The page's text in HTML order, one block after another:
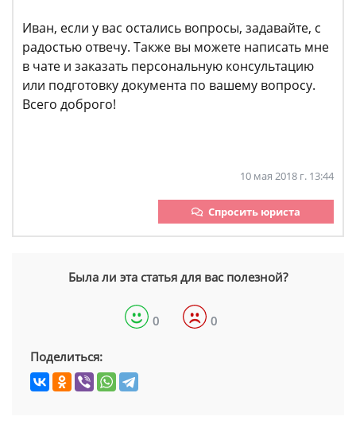
Иван, если у вас остались вопросы, задавайте, с
радостью отвечу. Также вы можете написать мне
в чате и заказать персональную консультацию
или подготовку документа по вашему вопросу.
Всего доброго!
10 мая 2018 г. 13:44
Спросить юриста
Была ли эта статья для вас полезной?
0 0
Поделиться: